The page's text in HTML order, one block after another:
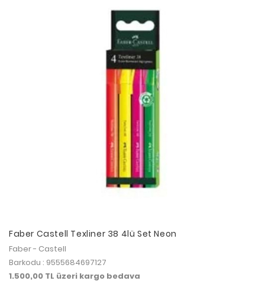
Faber Castell Texliner 38 4lü Set Neon
Faber - Castell
Barkodu : 9555684697127
1.500,00 TL üzeri kargo bedava